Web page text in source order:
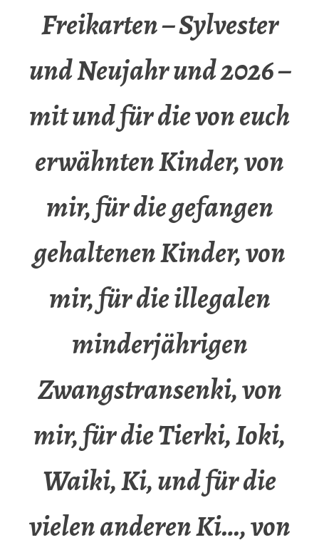
Freikarten – Sylvester
und Neujahr und 2026 –
mit und für die von euch
erwähnten Kinder, von
mir, für die gefangen
gehaltenen Kinder, von
mir, für die illegalen
minderjährigen
Zwangstransenki, von
mir, für die Tierki, Ioki,
Waiki, Ki, und für die
vielen anderen Ki…, von